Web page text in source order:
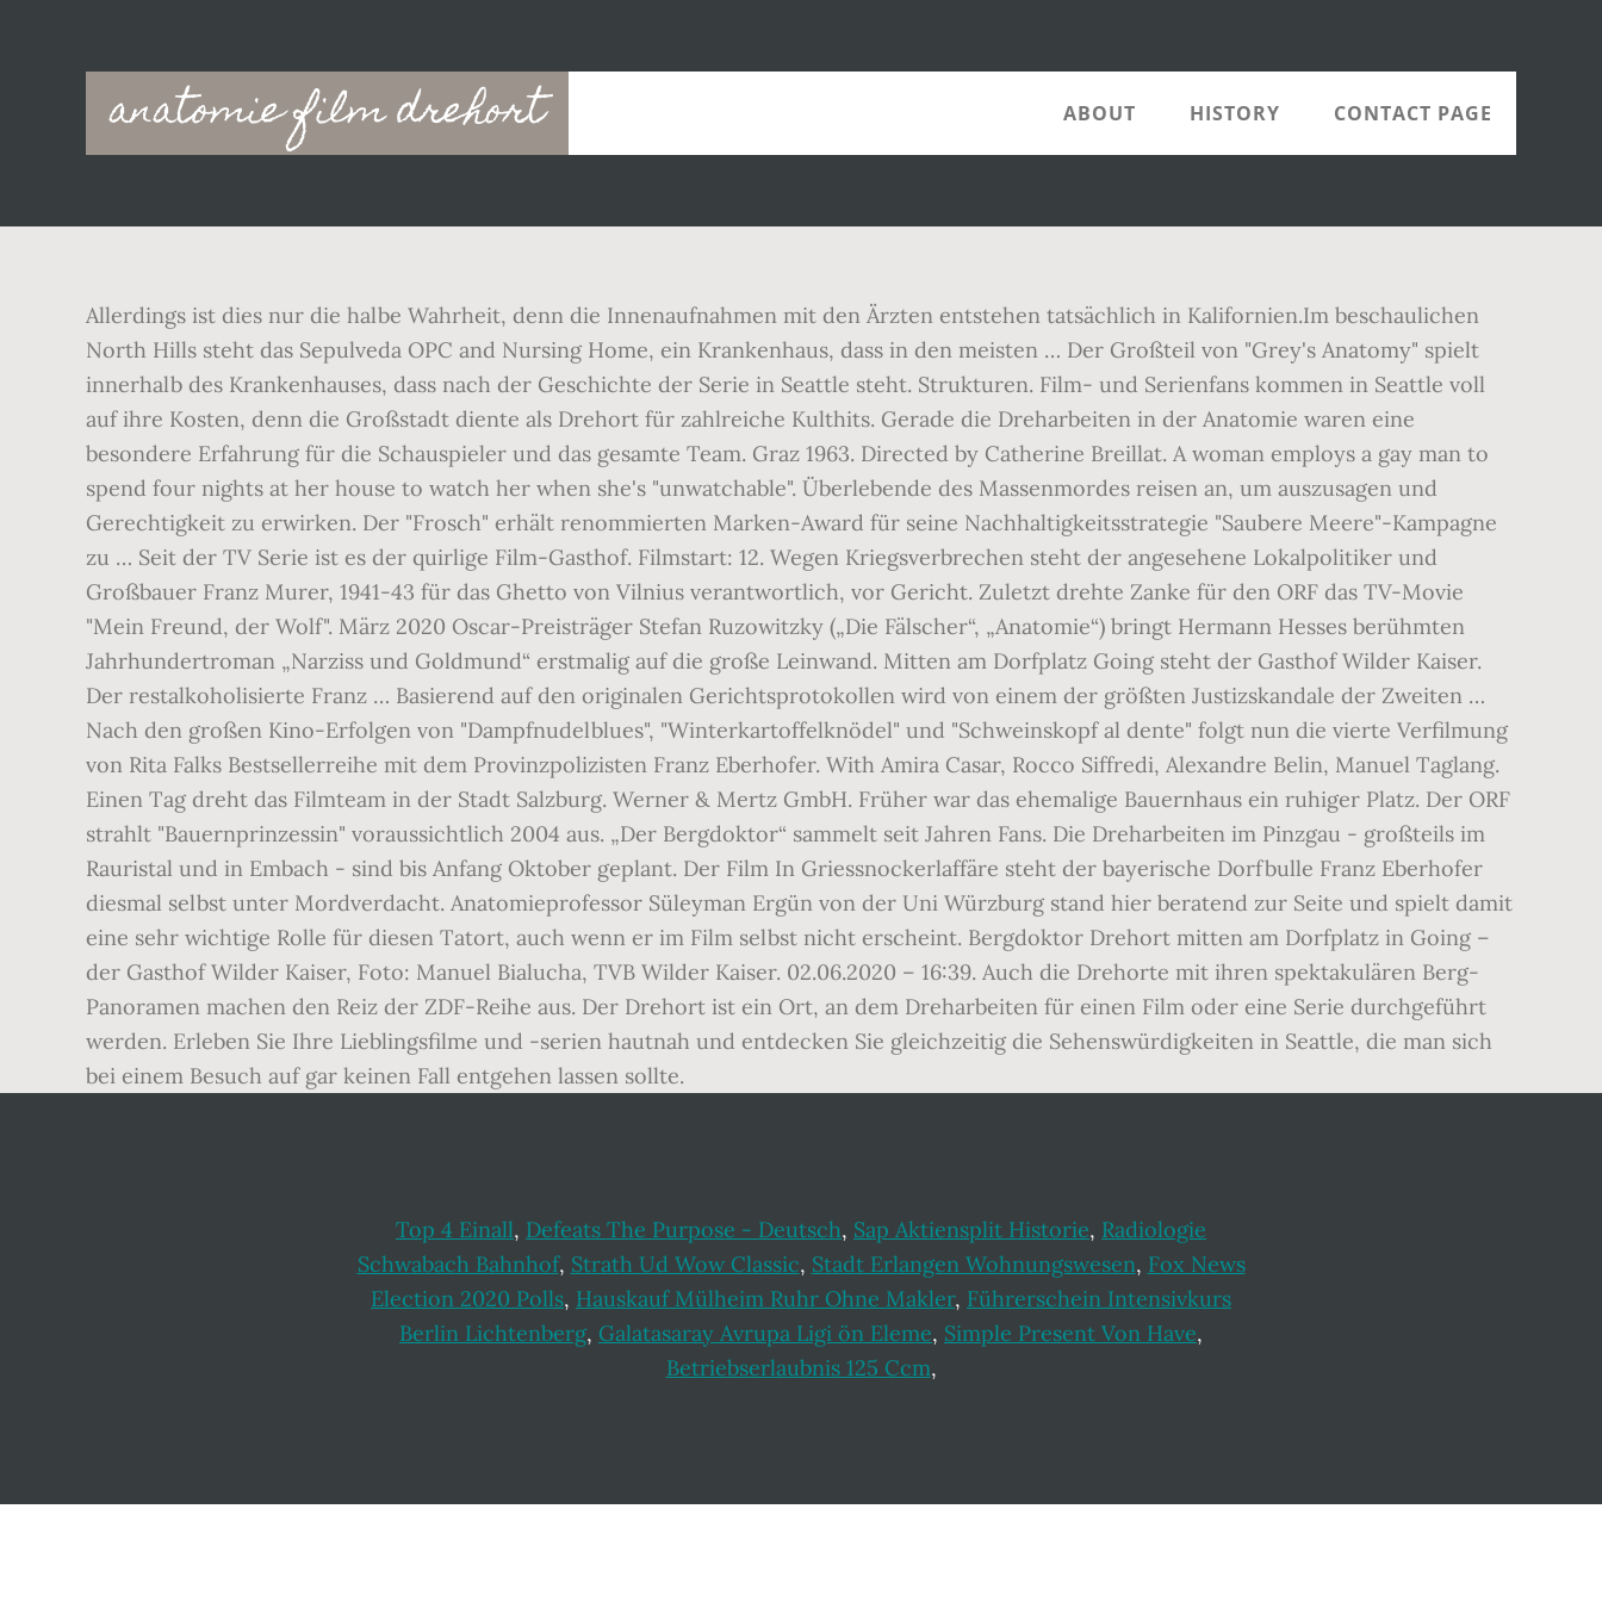
anatomie film drehort
Main
navigation
ABOUT HISTORY CONTACT PAGE
Allerdings ist dies nur die halbe Wahrheit, denn die Innenaufnahmen mit den Ärzten entstehen tatsächlich in Kalifornien.Im beschaulichen
North Hills steht das Sepulveda OPC and Nursing Home, ein Krankenhaus, dass in den meisten … Der Großteil von "Grey's Anatomy" spielt
innerhalb des Krankenhauses, dass nach der Geschichte der Serie in Seattle steht. Strukturen. Film- und Serienfans kommen in Seattle voll
auf ihre Kosten, denn die Großstadt diente als Drehort für zahlreiche Kulthits. Gerade die Dreharbeiten in der Anatomie waren eine
besondere Erfahrung für die Schauspieler und das gesamte Team. Graz 1963. Directed by Catherine Breillat. A woman employs a gay man to
spend four nights at her house to watch her when she's "unwatchable". Überlebende des Massenmordes reisen an, um auszusagen und
Gerechtigkeit zu erwirken. Der "Frosch" erhält renommierten Marken-Award für seine Nachhaltigkeitsstrategie "Saubere Meere"-Kampagne
zu … Seit der TV Serie ist es der quirlige Film-Gasthof. Filmstart: 12. Wegen Kriegsverbrechen steht der angesehene Lokalpolitiker und
Großbauer Franz Murer, 1941-43 für das Ghetto von Vilnius verantwortlich, vor Gericht. Zuletzt drehte Zanke für den ORF das TV-Movie
"Mein Freund, der Wolf". März 2020 Oscar-Preisträger Stefan Ruzowitzky („Die Fälscher“, „Anatomie“) bringt Hermann Hesses berühmten
Jahrhundertroman „Narziss und Goldmund“ erstmalig auf die große Leinwand. Mitten am Dorfplatz Going steht der Gasthof Wilder Kaiser.
Der restalkoholisierte Franz … Basierend auf den originalen Gerichtsprotokollen wird von einem der größten Justizskandale der Zweiten …
Nach den großen Kino-Erfolgen von "Dampfnudelblues", "Winterkartoffelknödel" und "Schweinskopf al dente" folgt nun die vierte Verfilmung
von Rita Falks Bestsellerreihe mit dem Provinzpolizisten Franz Eberhofer. With Amira Casar, Rocco Siffredi, Alexandre Belin, Manuel Taglang.
Einen Tag dreht das Filmteam in der Stadt Salzburg. Werner & Mertz GmbH. Früher war das ehemalige Bauernhaus ein ruhiger Platz. Der ORF
strahlt "Bauernprinzessin" voraussichtlich 2004 aus. „Der Bergdoktor“ sammelt seit Jahren Fans. Die Dreharbeiten im Pinzgau - großteils im
Rauristal und in Embach - sind bis Anfang Oktober geplant. Der Film In Griessnockerlaffäre steht der bayerische Dorfbulle Franz Eberhofer
diesmal selbst unter Mordverdacht. Anatomieprofessor Süleyman Ergün von der Uni Würzburg stand hier beratend zur Seite und spielt damit
eine sehr wichtige Rolle für diesen Tatort, auch wenn er im Film selbst nicht erscheint. Bergdoktor Drehort mitten am Dorfplatz in Going –
der Gasthof Wilder Kaiser, Foto: Manuel Bialucha, TVB Wilder Kaiser. 02.06.2020 – 16:39. Auch die Drehorte mit ihren spektakulären Berg-
Panoramen machen den Reiz der ZDF-Reihe aus. Der Drehort ist ein Ort, an dem Dreharbeiten für einen Film oder eine Serie durchgeführt
werden. Erleben Sie Ihre Lieblingsfilme und -serien hautnah und entdecken Sie gleichzeitig die Sehenswürdigkeiten in Seattle, die man sich
bei einem Besuch auf gar keinen Fall entgehen lassen sollte.
Top 4 Einall, Defeats The Purpose - Deutsch, Sap Aktiensplit Historie, Radiologie
Schwabach Bahnhof, Strath Ud Wow Classic, Stadt Erlangen Wohnungswesen, Fox News
Election 2020 Polls, Hauskauf Mülheim Ruhr Ohne Makler, Führerschein Intensivkurs
Berlin Lichtenberg, Galatasaray Avrupa Ligi ön Eleme, Simple Present Von Have,
Betriebserlaubnis 125 Ccm,